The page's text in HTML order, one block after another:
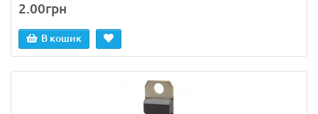
2.00грн
В кошик